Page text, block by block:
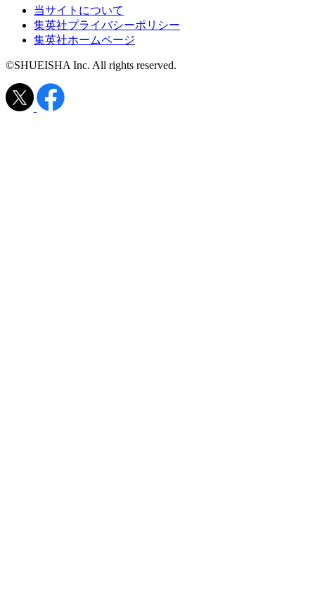
当サイトについて
集英社プライバシーポリシー
集英社ホームページ
©SHUEISHA Inc. All rights reserved.